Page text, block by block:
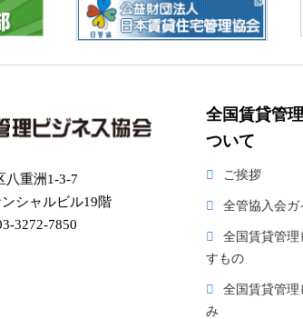
八重洲1-3-7
シャルビル19階
3272-7850
全国賃貸管
ついて
ご挨拶
全管協入会ガ
全国賃貸管
すもの
全国賃貸管理
み